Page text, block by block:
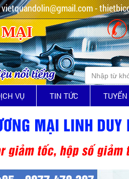
vietquandolin@gmail.com -
MẠI
nổi tiếng
VỤ TIN TỨC